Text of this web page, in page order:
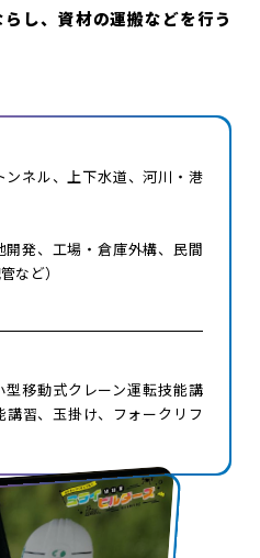
し、資材の運搬などを行う
ネル、上下水道、河川・港
発、工場・倉庫外構、民間
など）
移動式クレーン運転技能講
習、玉掛け、フォークリフ